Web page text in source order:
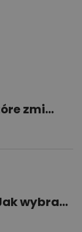
zmi...
wybra...